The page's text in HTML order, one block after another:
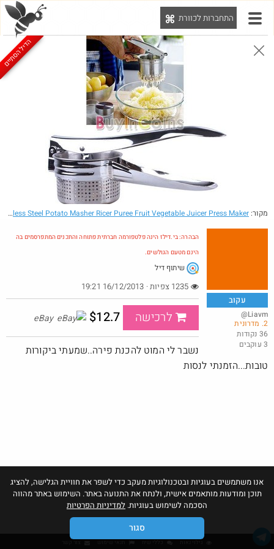
התחברות לכוורת
הבהרה: בי.דילז הינה פלטפורמה חברתית פתוחה והתכנים המתפרסמים בה הינם מטעם הגולשים.
הדילים החמים
עדכונים מהרשת חדש בכוורת
רביעיית תחתוני בוקסר אד הארדי ב-25 דולר, ונכללים במשלוח חינם
· 3· 102
אנו משתמשים בעוגיות ובטכנולוגיות מעקב כדי לשפר את חוויית הגלישה, להציג
תוכן ומודעות מותאמים אישית, ולנתח את התנועה באתר. השימוש באתר מהווה
הסכמה לשימוש בעוגיות. למדיניות הפרטיות
סגור
הדיל הסתיים
מקור: - Stainless Steel Potato Masher Ricer Puree Fruit Vegetable Juicer Press Maker
עקוב
@Liavm
2. מדרונית
36 נקודות
3 עוקבים
הבהרה: בי.דילז הינה פלטפורמה חברתית פתוחה והתכנים המתפרסמים בה
הינם מטעם הגולשים.
שיתוף דיל
לרכישה $12.7
eBay
נשבר לי המוט להכנת פירה..שמעתי ביקורות
טובות...הזמנתי לנסות